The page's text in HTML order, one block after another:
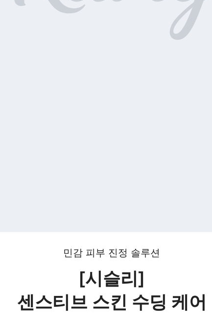
민감 피부 진정 솔루션
[시슬리]
센스티브 스킨 수딩 케어